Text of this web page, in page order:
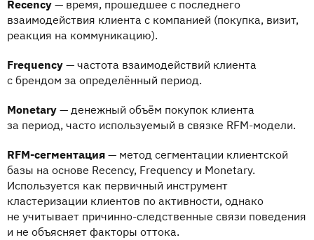
Recency — время, прошедшее с последнего
взаимодействия клиента с компанией (покупка, визит,
реакция на коммуникацию).
Frequency — частота взаимодействий клиента
с брендом за определённый период.
Monetary — денежный объём покупок клиента
за период, часто используемый в связке RFM-модели.
RFM-сегментация — метод сегментации клиентской
базы на основе Recency, Frequency и Monetary.
Используется как первичный инструмент
кластеризации клиентов по активности, однако
не учитывает причинно-следственные связи поведения
и не объясняет факторы оттока.